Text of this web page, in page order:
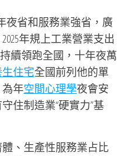
夜省和服務業強省，廣
年規上工業營業支出
續領跑全國，十年夜萬
住宅全國前列他的單
年空間心理學夜會安
住制造業“硬實力”基
、生產性服務業占比